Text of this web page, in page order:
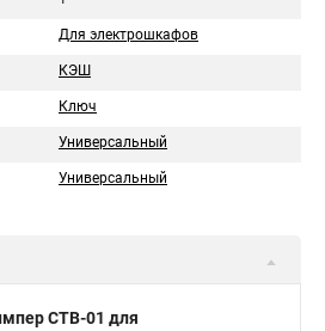
Для электрошкафов
КЭШ
Ключ
Универсальный
Универсальный
CTB-01 для